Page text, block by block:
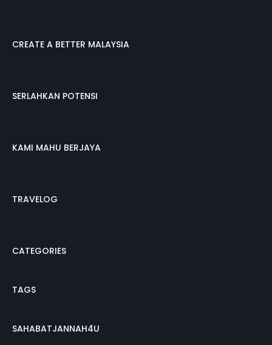
CREATE A BETTER MALAYSIA
SERLAHKAN POTENSI
KAMI MAHU BERJAYA
TRAVELOG
CATEGORIES
TAGS
SAHABATJANNAH4U